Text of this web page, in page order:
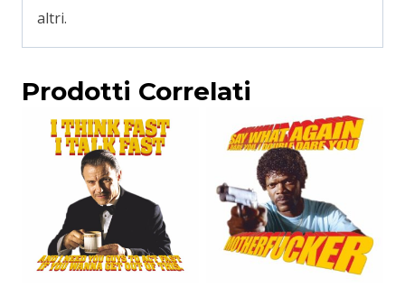
altri.
Prodotti Correlati